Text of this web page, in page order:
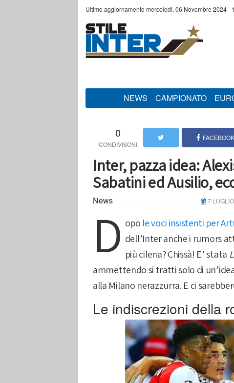
Ultimo aggiornamento mercoledì, 06 Novembre 2024 -
NEWS
CAMPIONATO
0 FACEBOOK
Inter, pazza idea:
Sabatini ed Ausilio,
News 7
D opo le voci insistenti per
dell’Inter anche i rumors
più cilena? Chissà! E’ stata
ammettendo si tratti solo di
alla Milano nerazzurra. E ci
Le indiscrezioni della